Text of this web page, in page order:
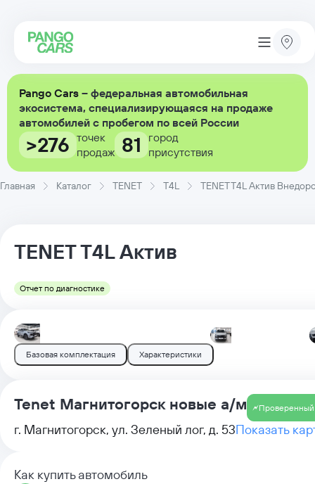
Pango Cars – федеральная автомобильная
экосистема, специализирующаяся на продаже
автомобилей с пробегом по всей России
>276 точек
продаж 81
город
присутствия
Главная Каталог TENET T4L TENET T4L Актив
TENETT4LАктив
Отчет по диагностике
Базовая комплектация Характеристики
Tenet Магнитогорск новые а/м Проверенный
г. Магнитогорск, ул. Зеленый лог, д. 53Показать
Как купить автомобиль